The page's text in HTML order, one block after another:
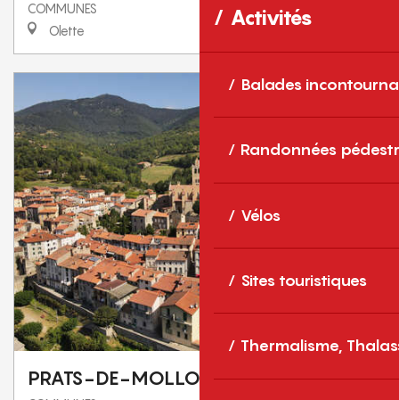
Activités
Balades
Randonnées
Vélos
Sites touristiques
Thermalisme,
COMMUNES
Olette
PRATS-DE-MOLLO-LA-PRESTE